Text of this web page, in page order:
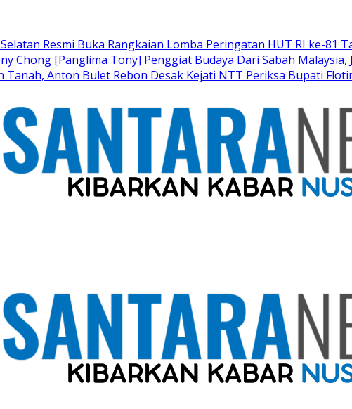
Resmi Buka Rangkaian Lomba Peringatan HUT RI ke-81
Chong [Panglima Tony] Penggiat Budaya Dari Sabah
Anton Bulet Rebon Desak Kejati NTT Periksa Bupati